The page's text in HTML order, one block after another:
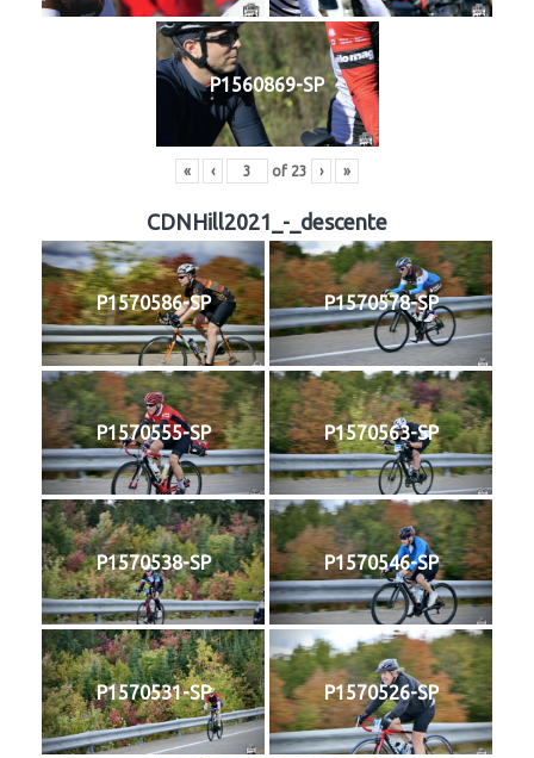
P1560869-SP
« ‹ of 23 › »
CDNHill2021_-_descente
P1570586-SP P1570578-SP
P1570555-SP P1570563-SP
P1570538-SP P1570546-SP
P1570531-SP P1570526-SP